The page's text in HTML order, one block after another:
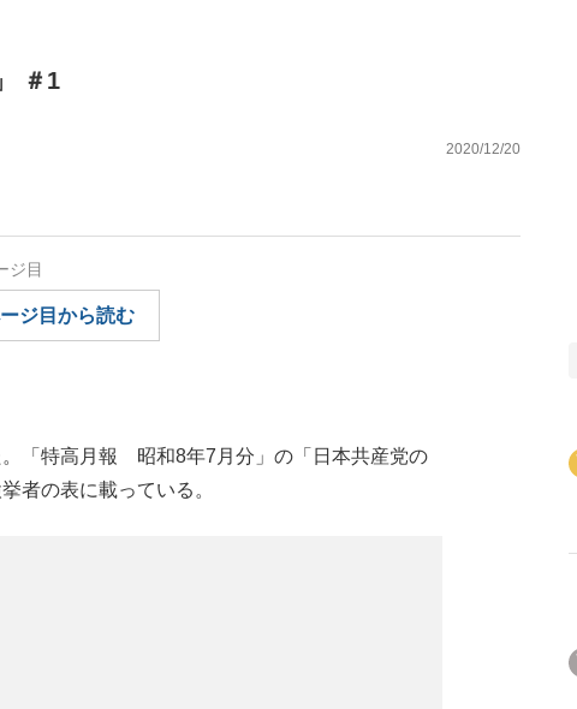
＃1
2020/12/20
ジ目
ジ目から読む
「特高月報 昭和8年7月分」の「日本共産党の
者の表に載っている。